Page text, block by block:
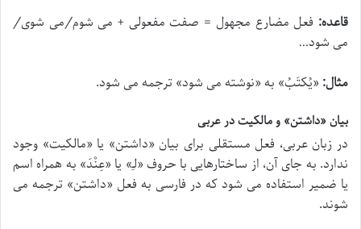
قاعده: فعل مضارع مجهول = صفت مفعولی + می شوم/می شوی/
می شود…
مثال:«یُکتَبُ» به «نوشته می شود» ترجمه می شود.
بیان «داشتن» و مالکیت در عربی
در زبان عربی، فعل مستقلی برای بیان «داشتن» یا «مالکیت» وجود
ندارد. به جای آن، از ساختارهایی با حروف «ل‍ـِ» یا «عِنْدَ» به همراه اسم
یا ضمیر استفاده می شود که در فارسی به فعل «داشتن» ترجمه می
شوند.